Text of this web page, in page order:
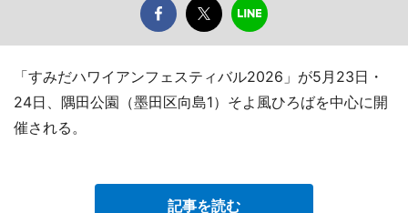
「すみだハワイアンフェスティバル2026」が5月23日・
24日、隅田公園（墨田区向島1）そよ風ひろばを中心に開
催される。
記事を読む